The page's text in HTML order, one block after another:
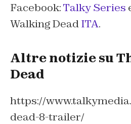
Facebook:Talky Series
Walking DeadITA.
Altre notizie su
Dead
https://
dead-8-trailer/